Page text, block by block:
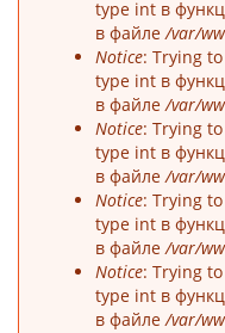
type int в
в файле/var/
Notice: Trying
type int в
в файле/var/
Notice: Trying
type int в
в файле/var/
Notice: Trying
type int в
в файле/var/
Notice: Trying
type int в
в файле/var/